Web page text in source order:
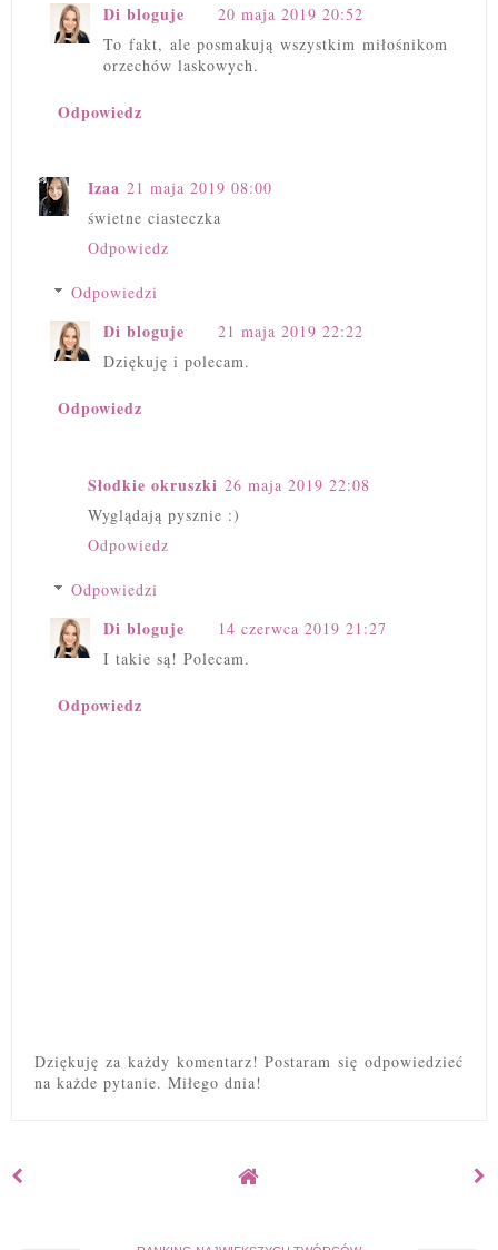
Di bloguje
20 maja 2019 20:52
To fakt, ale posmakują wszystkim miłośnikom
orzechów laskowych.
Odpowiedz
Izaa 21 maja 2019 08:00
świetne ciasteczka
Odpowiedz
Odpowiedzi
Di bloguje
21 maja 2019 22:22
Dziękuję i polecam.
Odpowiedz
Słodkie okruszki 26 maja 2019 22:08
Wyglądają pysznie :)
Odpowiedz
Odpowiedzi
Di bloguje
14 czerwca 2019 21:27
I takie są! Polecam.
Odpowiedz
Dziękuję za każdy komentarz! Postaram się odpowiedzieć
na każde pytanie. Miłego dnia!